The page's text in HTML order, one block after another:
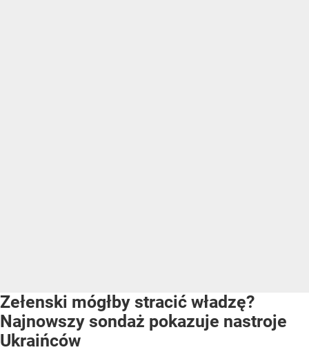
Zełenski mógłby stracić władzę?
Najnowszy sondaż pokazuje nastroje
Ukraińców